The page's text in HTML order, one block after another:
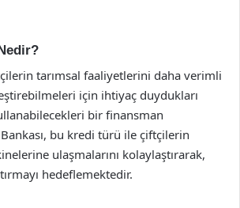
tarımsal faaliyetlerini daha verimli
için ihtiyaç duydukları
bir finansman
bu kredi türü ile çiftçilerin
ulaşmalarını kolaylaştırarak,
hedeflemektedir.